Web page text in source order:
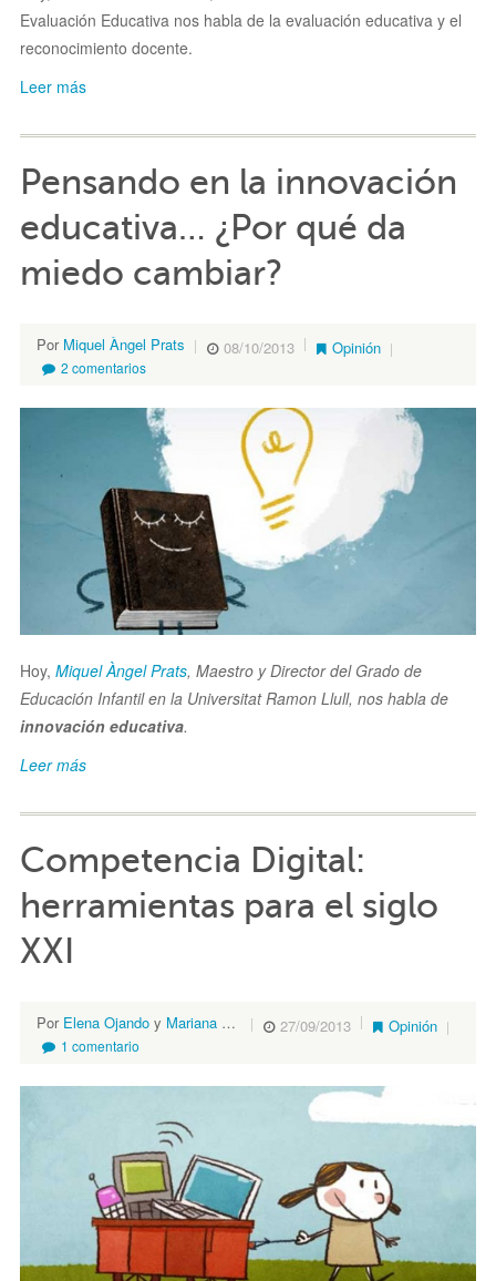
Evaluación Educativa nos habla de la evaluación educativa y el
reconocimiento docente.
Leer más
Pensando en la innovación
educativa… ¿Por qué da
miedo cambiar?
Por Miquel Àngel Prats 08/10/2013 Opinión
2 comentarios
Hoy, Miquel Àngel Prats, Maestro y Director del Grado de
Educación Infantil en la Universitat Ramon Llull, nos habla de
innovación educativa.
Leer más
Competencia Digital:
herramientas para el siglo
XXI
Por Elena Ojando y Mariana Martínez 27/09/2013 Opinión
1 comentario